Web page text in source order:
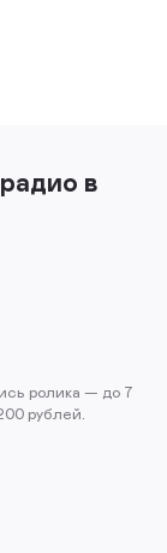
в
ролика — до 7
рублей.